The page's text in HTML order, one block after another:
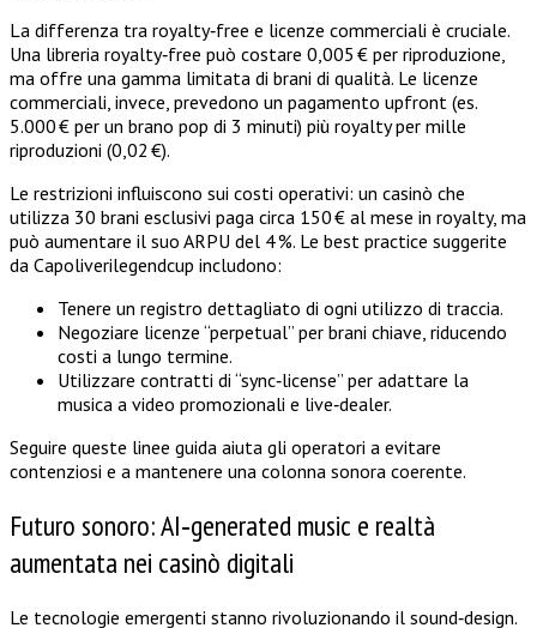
La differenza tra royalty‑free e licenze commerciali è cruciale.
Una libreria royalty‑free può costare 0,005 € per riproduzione,
ma offre una gamma limitata di brani di qualità. Le licenze
commerciali, invece, prevedono un pagamento upfront (es.
5.000 € per un brano pop di 3 minuti) più royalty per mille
riproduzioni (0,02 €).
Le restrizioni influiscono sui costi operativi: un casinò che
utilizza 30 brani esclusivi paga circa 150 € al mese in royalty, ma
può aumentare il suo ARPU del 4 %. Le best practice suggerite
da Capoliverilegendcup includono:
Tenere un registro dettagliato di ogni utilizzo di traccia.
Negoziare licenze “perpetual” per brani chiave, riducendo
costi a lungo termine.
Utilizzare contratti di “sync‑license” per adattare la
musica a video promozionali e live‑dealer.
Seguire queste linee guida aiuta gli operatori a evitare
contenziosi e a mantenere una colonna sonora coerente.
Futuro sonoro: AI‑generated music e realtà
aumentata nei casinò digitali
Le tecnologie emergenti stanno rivoluzionando il sound‑design.